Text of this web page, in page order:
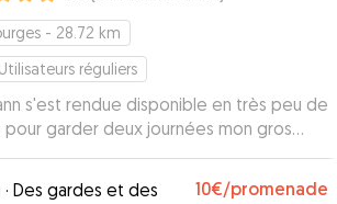
- 28.72 km
Utilisateurs réguliers
s'est rendue disponible en très peu de
pour garder deux journées mon gros
n'avait encore jamais été chez une
Agréable et comprehensive
· Des gardes et des
10€/promenade